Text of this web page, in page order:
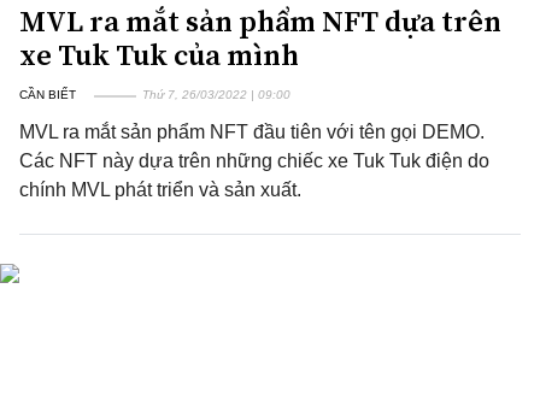
MVL ra mắt sản phẩm NFT dựa trên
xe Tuk Tuk của mình
CẦN BIẾT Thứ 7, 26/03/2022 | 09:00
MVL ra mắt sản phẩm NFT đầu tiên với tên gọi DEMO.
Các NFT này dựa trên những chiếc xe Tuk Tuk điện do
chính MVL phát triển và sản xuất.